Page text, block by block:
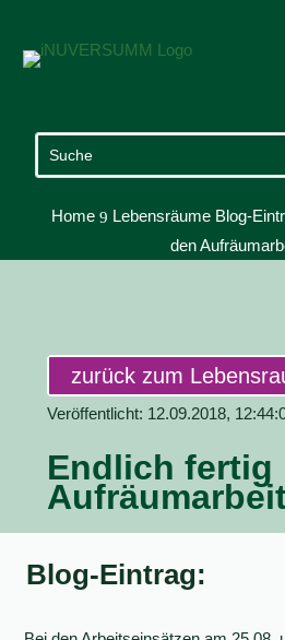
Home 9 Lebensräume Blog-
den
zurück zum
Veröffentlicht: 12.09.2018,
Endlich fertig
Blog-Eintrag: